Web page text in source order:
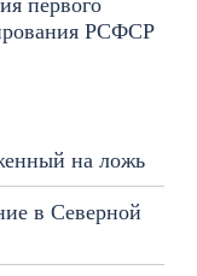
РСФСР
на ложь
в Северной